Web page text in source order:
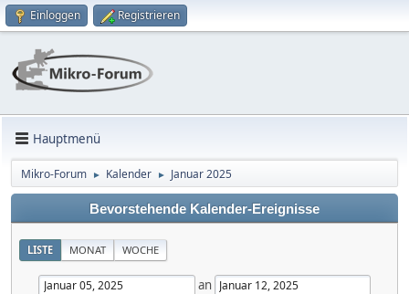
Einloggen Registrieren
Hauptmenü
Mikro-Forum ► Kalender ► Januar 2025
Bevorstehende Kalender-Ereignisse
LISTE MONAT WOCHE
an